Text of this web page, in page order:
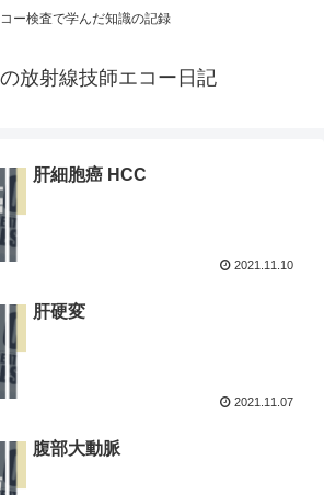
ー検査で学んだ知識の記録
放射線技師エコー日記
肝細胞癌 HCC
2021.11.10
肝硬変
2021.11.07
腹部大動脈